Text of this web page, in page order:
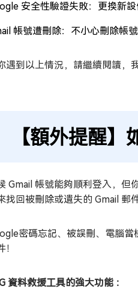
安全性驗證失敗：更換新
帳號遭刪除：不小心刪除帳
遇到以上情況，請繼續閱讀，
【額外提醒
Gmail 帳號能夠順利登入，但
找回被刪除或遺失的 Gmail 郵件
密碼忘記、被誤刪、電腦
資料救援工具的強大功能 ：